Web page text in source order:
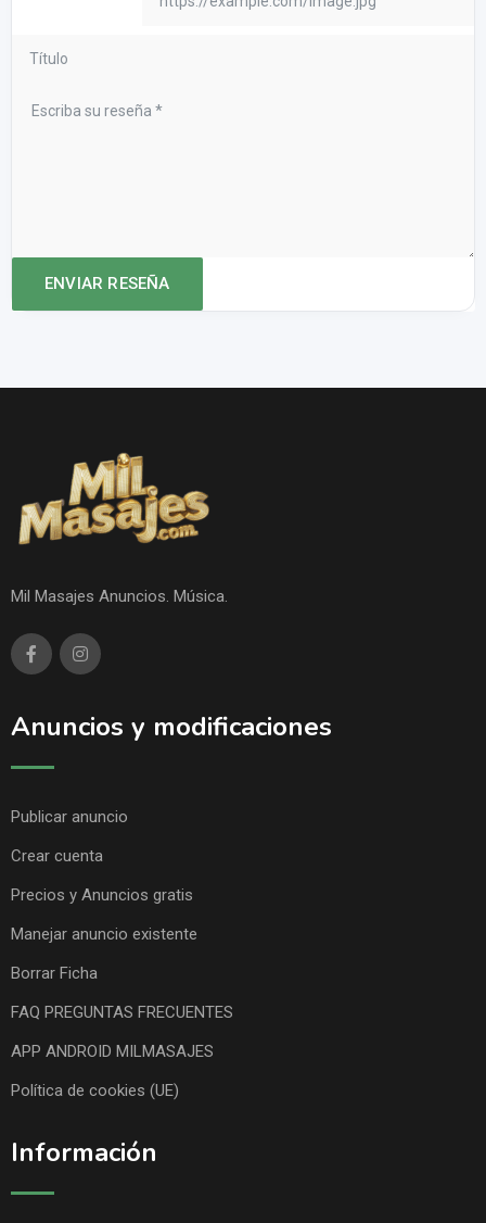
Mil Masajes Anuncios. Música.
Anuncios y modificaciones
Publicar anuncio
Crear cuenta
Precios y Anuncios gratis
Manejar anuncio existente
Borrar Ficha
FAQ PREGUNTAS FRECUENTES
APP ANDROID MILMASAJES
Política de cookies (UE)
Información